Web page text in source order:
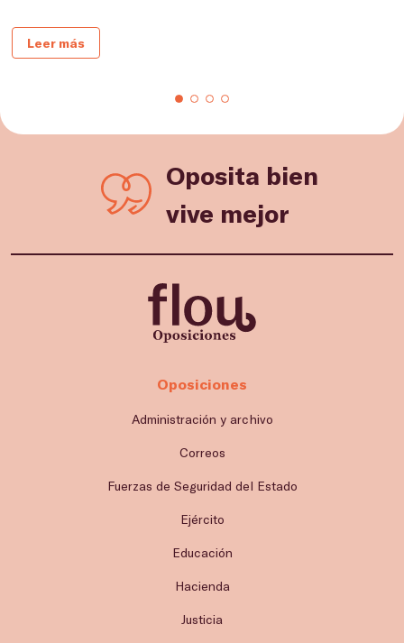
Leer más
Oposita bien
vive mejor
Oposiciones
Administración y archivo
Correos
Fuerzas de Seguridad del Estado
Ejército
Educación
Hacienda
Justicia